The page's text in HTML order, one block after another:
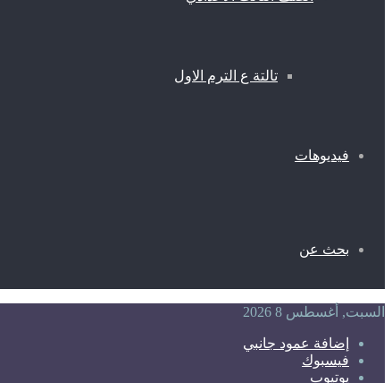
تالتة ع الترم الاول
فيديوهات
بحث عن
السبت, أغسطس 8 2026
إضافة عمود جانبي
فيسبوك
يوتيوب